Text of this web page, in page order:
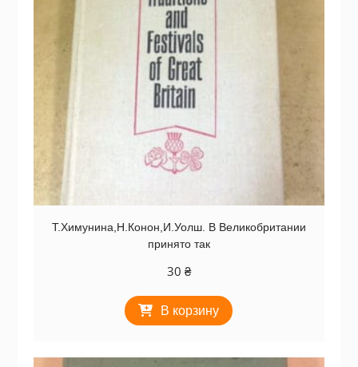
Т.Химунина,Н.Конон,И.Уолш. В Великобритании
принято так
30 ₴
В корзину